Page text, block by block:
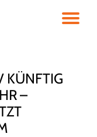
KÜNFTIG
–